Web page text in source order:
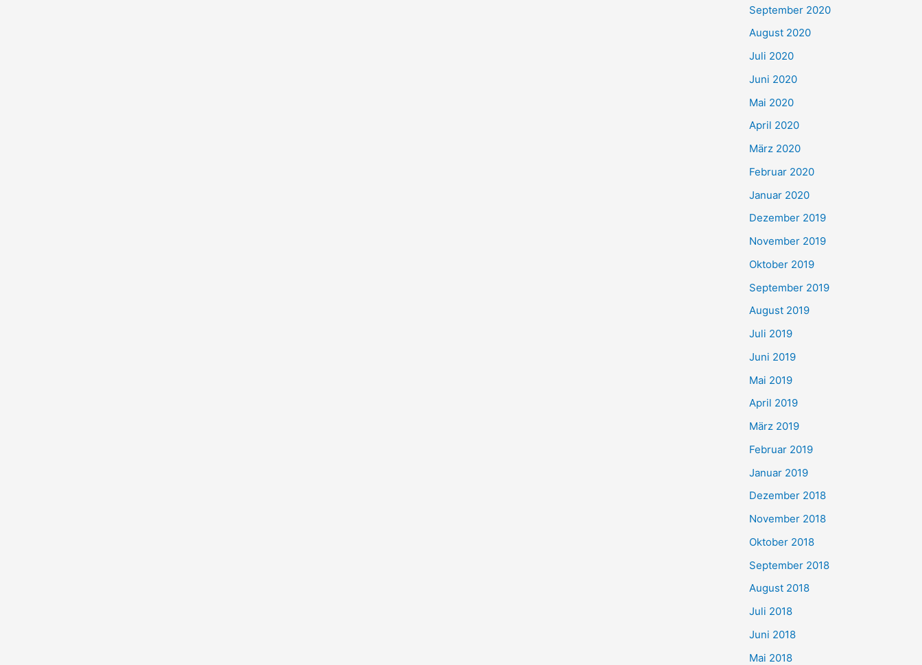
September 2020
August 2020
Juli 2020
Juni 2020
Mai 2020
April 2020
März 2020
Februar 2020
Januar 2020
Dezember 2019
November 2019
Oktober 2019
September 2019
August 2019
Juli 2019
Juni 2019
Mai 2019
April 2019
März 2019
Februar 2019
Januar 2019
Dezember 2018
November 2018
Oktober 2018
September 2018
August 2018
Juli 2018
Juni 2018
Mai 2018